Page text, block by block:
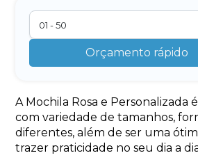
Orçamento rápido
A Mochila Rosa e Personalizada
com variedade de tamanhos,
diferentes, além de ser uma
trazer praticidade no seu dia a